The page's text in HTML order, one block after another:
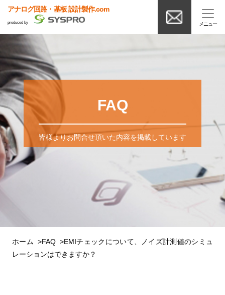
アナログ回路・基板 設計製作.com
produced by
FAQ
皆様よりお問合せ頂いた内容を掲載しています
ホーム FAQ
EMIチェックについて、ノイズ計測値のシミュ
レーションはできますか？